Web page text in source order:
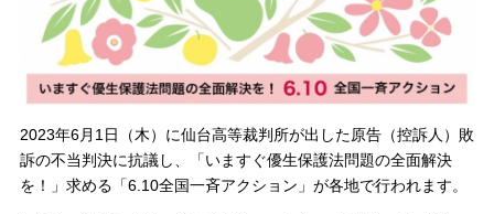
2023年6月1日（木）に仙台高等裁判所が出した原告（控訴人）敗
訴の不当判決に抗議し、「いますぐ優生保護法問題の全面解決
を！」求める「6.10全国一斉アクション」が各地で行われます。